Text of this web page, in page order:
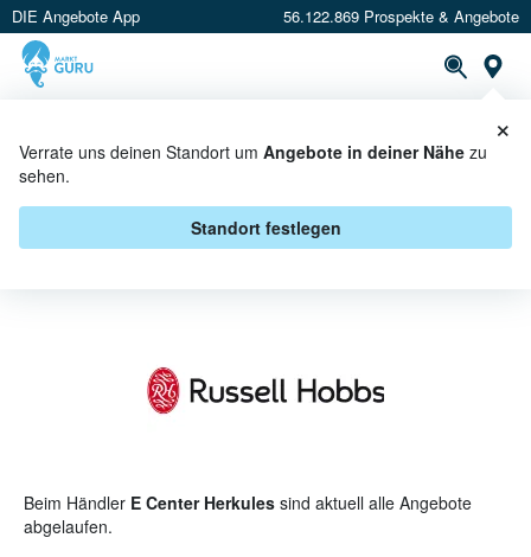
DIE Angebote App 56.122.869 Prospekte & Angebote
Verrate uns deinen Standort um Angebote in deiner Nähe zu
sehen.
Standort festlegen
×
RUSSELL HOBBS BEI E CENTER
HERKULES - ANGEBOTE &
AKTIONEN
Beim Händler E Center Herkules sind aktuell alle Angebote
abgelaufen.